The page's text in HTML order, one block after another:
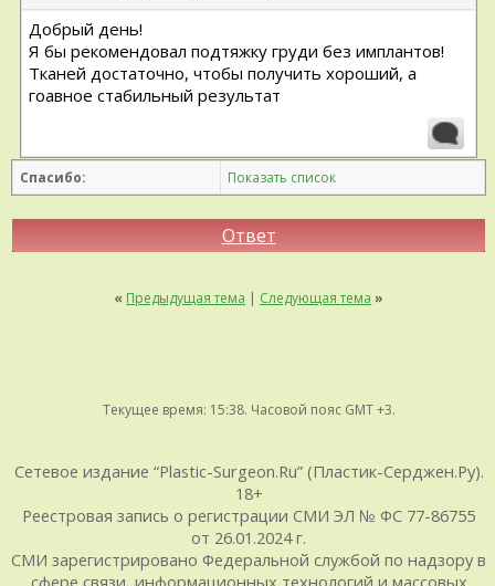
Добрый день!
Я бы рекомендовал подтяжку груди без имплантов!
Тканей достаточно, чтобы получить хороший, а
гоавное стабильный результат
Спасибо: Показать список
Ответ
« Предыдущая тема | Следующая тема »
Текущее время: 15:38. Часовой пояс GMT +3.
Сетевое издание “Plastic-Surgeon.Ru” (Пластик-Серджен.Ру).
18+
Реестровая запись о регистрации СМИ ЭЛ № ФС 77-86755
от 26.01.2024 г.
СМИ зарегистрировано Федеральной службой по надзору в
сфере связи, информационных технологий и массовых